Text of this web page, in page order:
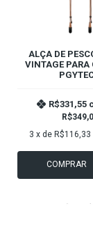
ALÇA DE
VINTAGE PARA
R$331,55
3 x de R$116,33
COMPRAR